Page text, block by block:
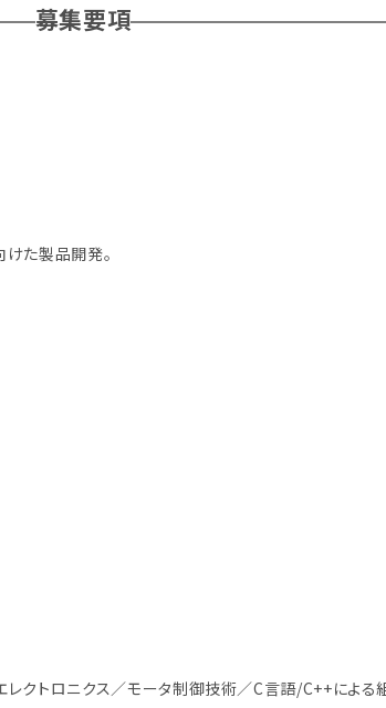
募集要項
けた製品開発。
クトロニクス／モータ制御技術／C言語/C++による